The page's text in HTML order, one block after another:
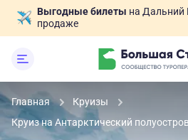
Выгодные билеты на Дальний
продаже
Главная
Круизы
Круиз на Антарктический